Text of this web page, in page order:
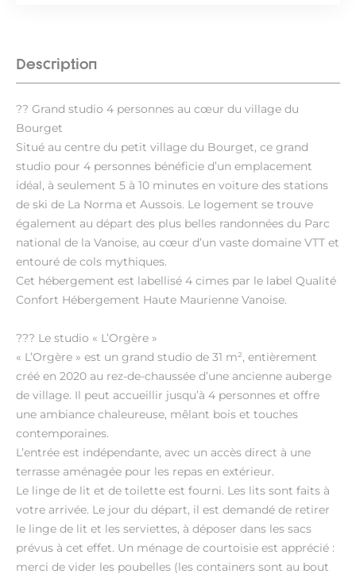
Description
?? Grand studio 4 personnes au cœur du village du
Bourget
Situé au centre du petit village du Bourget, ce grand
studio pour 4 personnes bénéficie d’un emplacement
idéal, à seulement 5 à 10 minutes en voiture des stations
de ski de La Norma et Aussois. Le logement se trouve
également au départ des plus belles randonnées du Parc
national de la Vanoise, au cœur d’un vaste domaine VTT et
entouré de cols mythiques.
Cet hébergement est labellisé 4 cimes par le label Qualité
Confort Hébergement Haute Maurienne Vanoise.
??? Le studio « L’Orgère »
« L’Orgère » est un grand studio de 31 m², entièrement
créé en 2020 au rez-de-chaussée d’une ancienne auberge
de village. Il peut accueillir jusqu’à 4 personnes et offre
une ambiance chaleureuse, mêlant bois et touches
contemporaines.
L’entrée est indépendante, avec un accès direct à une
terrasse aménagée pour les repas en extérieur.
Le linge de lit et de toilette est fourni. Les lits sont faits à
votre arrivée. Le jour du départ, il est demandé de retirer
le linge de lit et les serviettes, à déposer dans les sacs
prévus à cet effet. Un ménage de courtoisie est apprécié :
merci de vider les poubelles (les containers sont au bout